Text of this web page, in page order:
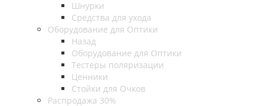
Шнурки
Средства для ухода
Оборудование для Оптики
Назад
Оборудование для Оптики
Тестеры поляризации
Ценники
Стойки для Очков
Распродажа 30%